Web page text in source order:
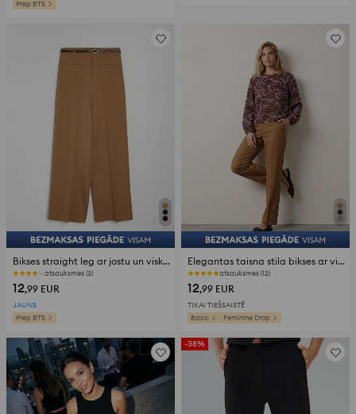
Prep BTS
Bikses straight leg ar jostu un viskozes maisījumu
atsauksmes (2)
12,99 EUR
JAUNS
Prep BTS
Elegantas taisna stila bikses ar viskozes maisījumu
atsauksmes (12)
12,99 EUR
TIKAI TIEŠSAISTĒ
Basic
Feminine Drop
-38%